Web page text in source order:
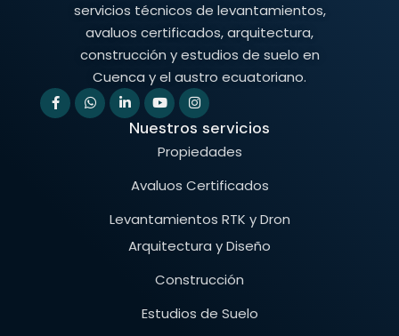
servicios técnicos de levantamientos,
avaluos certificados, arquitectura,
construcción y estudios de suelo en
Cuenca y el austro ecuatoriano.
Nuestros servicios
Propiedades
Avaluos Certificados
Levantamientos RTK y Dron
Arquitectura y Diseño
Construcción
Estudios de Suelo